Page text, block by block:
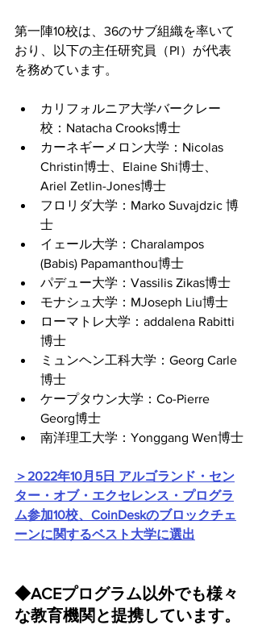
第一陣10校は、36のサブ組織を率いて
おり、以下の主任研究員（PI）が代表
を務めています。
カリフォルニア大学バークレー
校：Natacha Crooks博士
カーネギーメロン大学：Nicolas
Christin博士、Elaine Shi博士、
Ariel Zetlin-Jones博士
フロリダ大学：Marko Suvajdzic 博
士
イェール大学：Charalampos
(Babis) Papamanthou博士
パデュー大学：Vassilis Zikas博士
モナシュ大学：MJoseph Liu博士
ローマトレ大学：addalena Rabitti
博士
ミュンヘン工科大学：Georg Carle
博士
ケープタウン大学：Co-Pierre
Georg博士
南洋理工大学：Yonggang Wen博士
＞2022年10月5日 アルゴランド・セン
ター・オブ・エクセレンス・プログラ
ム参加10校、CoinDeskのブロックチェ
ーンに関するベスト大学に選出
◆ACEプログラム以外でも様々
な教育機関と提携しています。